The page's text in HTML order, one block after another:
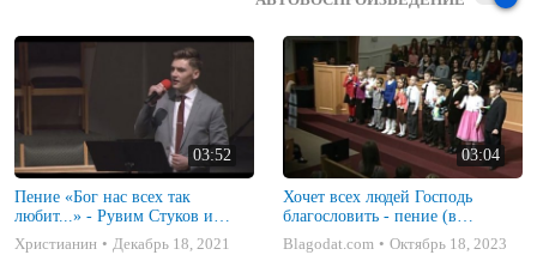
03:52
Пение «Бог нас всех так
любит...» - Рувим Стуков и
духовой оркестр.
Христианин Декабрь 18, 2021
03:04
Хочет всех людей Господь
благословить - пение (в
сопровождении колокольчиков)
Blagodat.com Октябрь 18, 2023